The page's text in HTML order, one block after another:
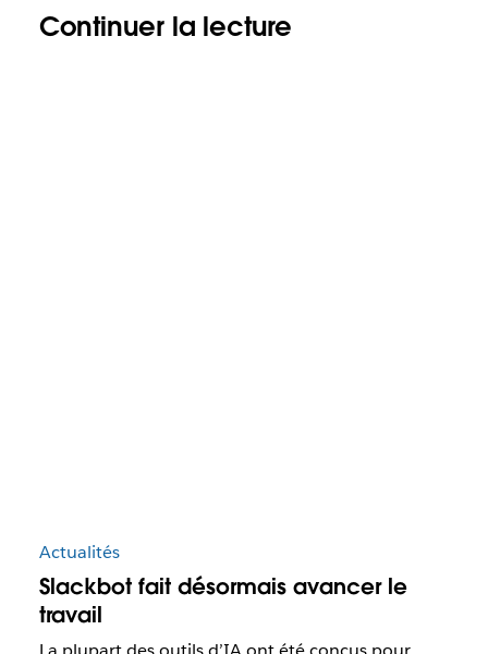
Continuer la lecture
Actualités
Slackbot fait désormais avancer le
travail